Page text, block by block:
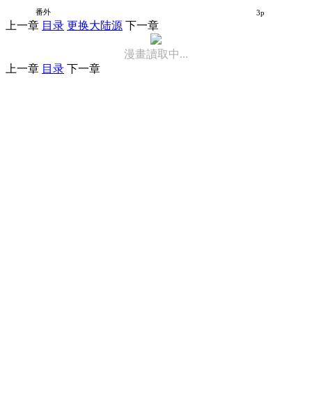
番外 3p
上一章 目录 更换大陆源 下一章
漫畫讀取中...
上一章 目录 下一章